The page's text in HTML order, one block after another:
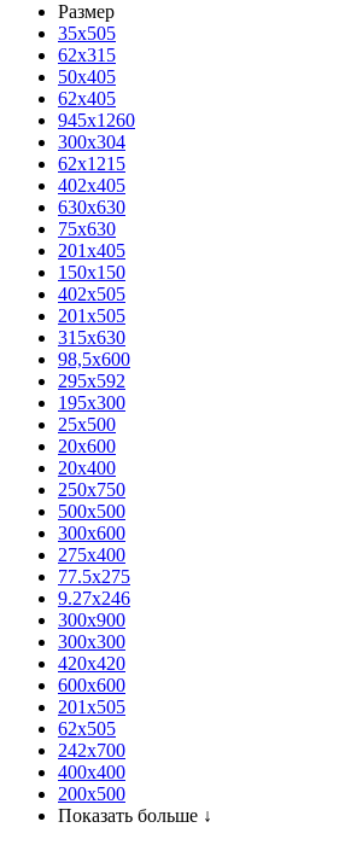
Размер
35х505
62x315
50x405
62х405
945x1260
300x304
62x1215
402x405
630x630
75x630
201x405
150x150
402x505
201x505
315x630
98,5х600
295x592
195х300
25x500
20х600
20х400
250x750
500x500
300x600
275x400
77.5х275
9.27x246
300x900
300x300
420х420
600х600
201х505
62х505
242х700
400х400
200х500
Показать больше ↓